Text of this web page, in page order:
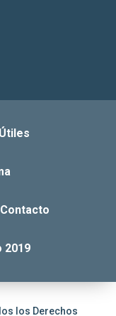
Contacto
2019
los Derechos